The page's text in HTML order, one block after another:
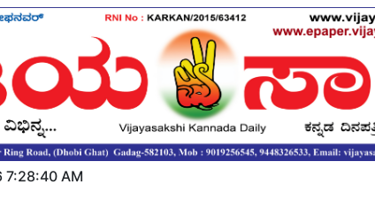
7:28:41 AM